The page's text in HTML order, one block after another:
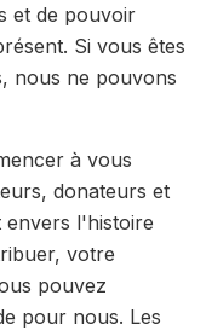
et de pouvoir
Si vous êtes
nous ne pouvons
à vous
donateurs et
envers l'histoire
votre
pouvez
pour nous. Les